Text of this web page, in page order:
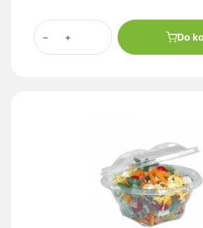
Do